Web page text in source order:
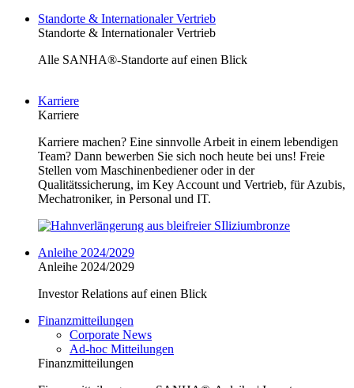
Standorte & Internationaler Vertrieb
Standorte & Internationaler Vertrieb
Alle SANHA®-Standorte auf einen Blick
Karriere
Karriere
Karriere machen? Eine sinnvolle Arbeit in einem lebendigen
Team? Dann bewerben Sie sich noch heute bei uns! Freie
Stellen vom Maschinenbediener oder in der
Qualitätssicherung, im Key Account und Vertrieb, für Azubis,
Mechatroniker, in Personal und IT.
Anleihe 2024/2029
Anleihe 2024/2029
Investor Relations auf einen Blick
Finanzmitteilungen
Corporate News
Ad-hoc Mitteilungen
Finanzmitteilungen